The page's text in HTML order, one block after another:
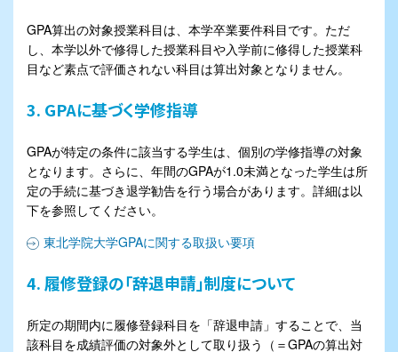
GPA算出の対象授業科目は、本学卒業要件科目です。ただ
し、本学以外で修得した授業科目や入学前に修得した授業科
目など素点で評価されない科目は算出対象となりません。
3. GPAに基づく学修指導
GPAが特定の条件に該当する学生は、個別の学修指導の対象
となります。さらに、年間のGPAが1.0未満となった学生は所
定の手続に基づき退学勧告を行う場合があります。詳細は以
下を参照してください。
東北学院大学GPAに関する取扱い要項
4. 履修登録の「辞退申請」制度について
所定の期間内に履修登録科目を「辞退申請」することで、当
該科目を成績評価の対象外として取り扱う（＝GPAの算出対